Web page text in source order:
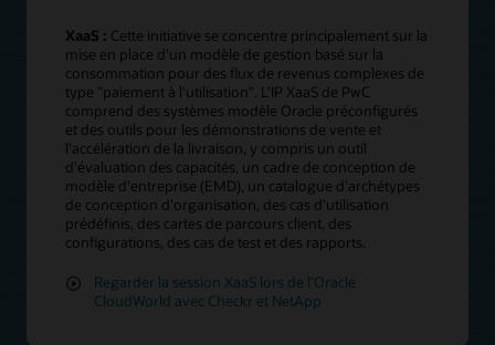
XaaS : Cette initiative se concentre principalement sur la
mise en place d'un modèle de gestion basé sur la
consommation pour des flux de revenus complexes de
type "paiement à l'utilisation". L'IP XaaS de PwC
comprend des systèmes modèle Oracle préconfigurés
et des outils pour les démonstrations de vente et
l'accélération de la livraison, y compris un outil
d'évaluation des capacités, un cadre de conception de
modèle d'entreprise (EMD), un catalogue d'archétypes
de conception d'organisation, des cas d'utilisation
prédéfinis, des cartes de parcours client, des
configurations, des cas de test et des rapports.
Regarder la session XaaS lors de l'Oracle
CloudWorld avec Checkr et NetApp